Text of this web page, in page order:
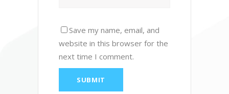
Save my name, email, and
website in this browser for the
next time I comment.